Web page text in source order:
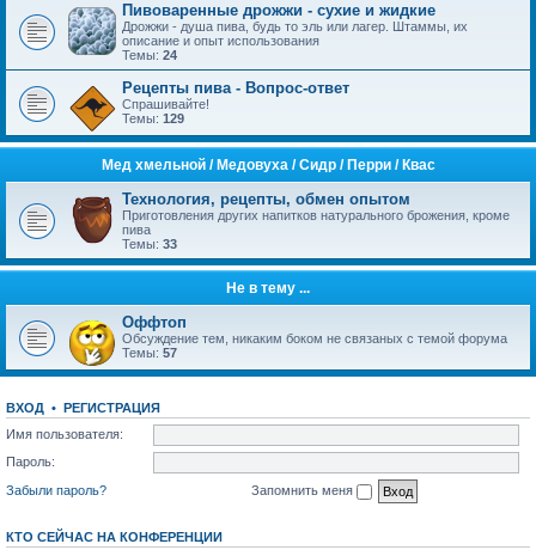
Пивоваренные дрожжи - сухие и жидкие
Дрожжи - душа пива, будь то эль или лагер. Штаммы, их
описание и опыт использования
Темы: 24
Рецепты пива - Вопрос-ответ
Спрашивайте!
Темы: 129
Mед хмельной / Медовуха / Сидр / Перри / Квас
Технология, рецепты, обмен опытом
Приготовления других напитков натурального брожения, кроме
пива
Темы: 33
Не в тему ...
Оффтоп
Обсуждение тем, никаким боком не связаных с темой форума
Темы: 57
ВХОД • РЕГИСТРАЦИЯ
Имя пользователя:
Пароль:
Забыли пароль?
Запомнить меня
КТО СЕЙЧАС НА КОНФЕРЕНЦИИ